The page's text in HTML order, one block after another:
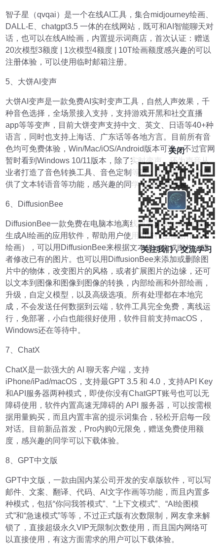
智子星（qvqai）是一个在线AI工具，集合midjourney绘画、
DALL-E、chatgpt3.5 一体的在线网站，既可和AI智能聊天对
话，也可以在线AI绘画，内置提示词商店，首次认证：赠送
20次模型3额度 | 1次模型4额度 | 10T绘画额度感兴趣的可以
注册体验，可以使用临时邮箱注册。
5、大饼AI变声
大饼AI变声是一款免费AI实时变声工具，自然人声效果，千
种音色选择，全场景接入支持，支持游戏开黑和社交直播
app等等变声，目前大饼变声支持中文、英文、日语等40+种
语言，同时也支持上海话、广东话等各地方言。目前所有音
色均可免费体验，Win/Mac/iOS/Android版本可选，不过官网
暂时看到Windows 10/11版本，除了实时变声，还为声音从
业者打造了音色转换工具、音色定制等等；为内容创作者提
供了文本转语音等功能，感兴趣的同学可以下载体验。
6、DiffusionBee
DiffusionBee一款免费在电脑本地离线部署Stable Diffusion
生成AI绘画的应用软件，帮助用户使用AI进行图像创作（AI
绘画），可以用DiffusionBee来根据文本提示生成图片，或
者修改已有的图片。也可以用DiffusionBee来添加或删除图
片中的物体，改变图片的风格，或者扩展图片的边缘，还可
以文本到图像和图像到图像的转换，内部绘画和外部绘画，
升级，自定义模型，以及高级选项。所有处理都在本地完
成，不会发送任何数据到云端，软件工具完全免费，离线运
行，免部署，小白也能很好使用，软件目前支持macOS，
Windows还在等待中。
7、ChatX
ChatX是一款强大的 AI 聊天客户端，支持
iPhone/iPad/macOS，支持最GPT 3.5 和 4.0，支持API Key
和API服务器两种模式，即使你没有ChatGPT账号也可以无
障碍使用，软件内置高速无障碍的 API 服务器，可以按需根
据用量购买，而且内置丰富的提示词集合，轻松开启每一段
对话。目前新品首发，Pro内购0元限免，赠送免费使用额
度，感兴趣的同学可以下载体验。
8、GPT中文版
GPT中文版，一款由国内某公司开发的安卓版软件，可以写
邮件、文案、翻译、代码、AI文字作画等功能，而且内置多
种模式，包括“你问我答模式”、“上下文模式”、“AI绘图模
式”和“急速模式”等等，不过正式版有次数限制，网友拿来解
锁了，直接超级永久VIP无限制次数使用，而且国内网络可
以直接使用，有这方面需求的用户可以下载体验。
关闭
关注我们，交流学习